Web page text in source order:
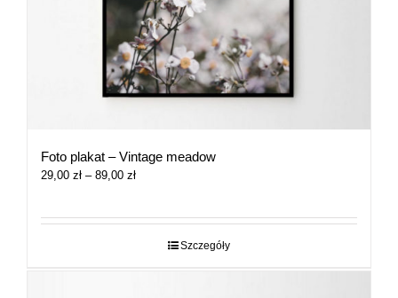
Foto plakat – Vintage meadow
29,00 zł – 89,00 złZakres
29,00 zł
Szczegóły